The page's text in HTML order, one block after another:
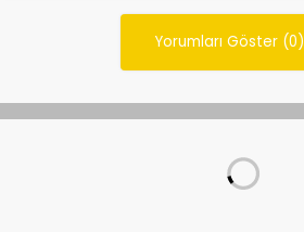
Yorumları Göster (0)